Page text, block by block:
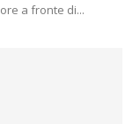
a fronte di...